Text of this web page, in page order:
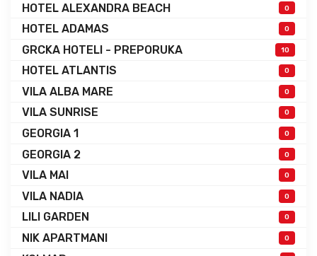
HOTEL ALEXANDRA BEACH 0
HOTEL ADAMAS 0
GRCKA HOTELI - PREPORUKA 10
HOTEL ATLANTIS 0
VILA ALBA MARE 0
VILA SUNRISE 0
GEORGIA 1 0
GEORGIA 2 0
VILA MAI 0
VILA NADIA 0
LILI GARDEN 0
NIK APARTMANI 0